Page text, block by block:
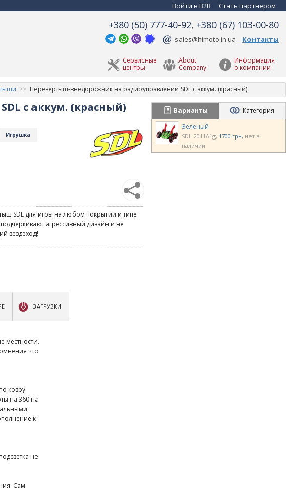
Войти в B2B Стать партнером
+380 (50) 777-40-92, +380 (67) 103-00-80
sales@himoto.in.ua Контакты
Информация
о компании
About
Company
Сервисные
центры
Перевёртыш-внедорожник на радиоуправлении SDL с аккум. (красный)
с аккум. (красный)
Игрушка
SDL для игры на любом покрытии и типе
агрессивный дизайн и не
вездеход!
Варианты
Категория
Зеленый
SDL-2011A1g 1700 грн нет в
наличии
ЗАГРУЗКИ
местности.
что
ковру.
на 360 на
к
не
Сам